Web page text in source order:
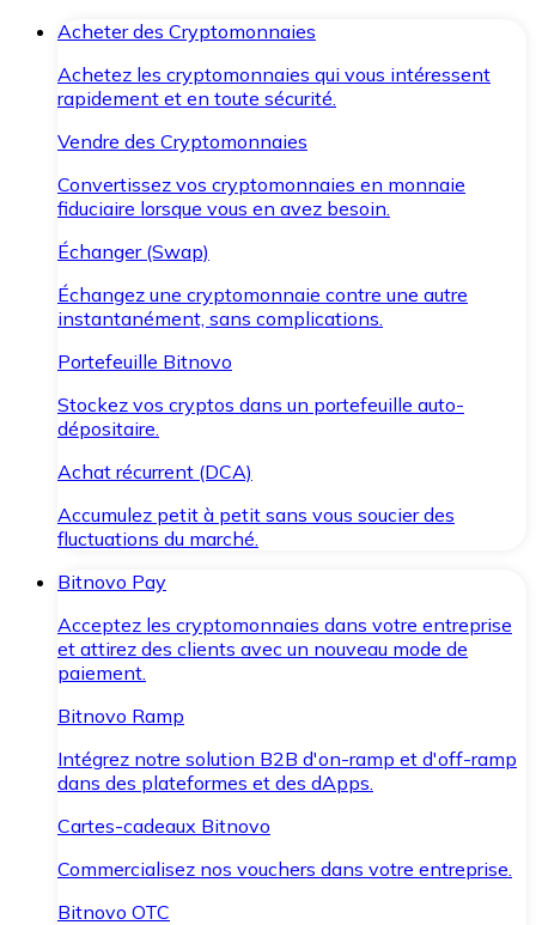
Acheter des Cryptomonnaies
Achetez les cryptomonnaies qui vous intéressent
rapidement et en toute sécurité.
Vendre des Cryptomonnaies
Convertissez vos cryptomonnaies en monnaie
fiduciaire lorsque vous en avez besoin.
Échanger (Swap)
Échangez une cryptomonnaie contre une autre
instantanément, sans complications.
Portefeuille Bitnovo
Stockez vos cryptos dans un portefeuille auto-
dépositaire.
Achat récurrent (DCA)
Accumulez petit à petit sans vous soucier des
fluctuations du marché.
Bitnovo Pay
Acceptez les cryptomonnaies dans votre entreprise
et attirez des clients avec un nouveau mode de
paiement.
Bitnovo Ramp
Intégrez notre solution B2B d'on-ramp et d'off-ramp
dans des plateformes et des dApps.
Cartes-cadeaux Bitnovo
Commercialisez nos vouchers dans votre entreprise.
Bitnovo OTC